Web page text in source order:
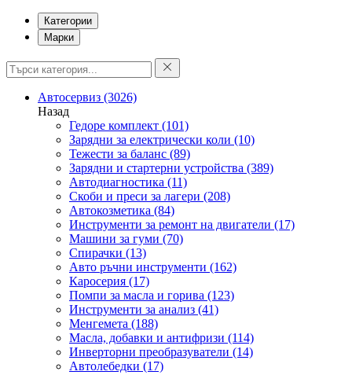
Категории
Марки
Автосервиз (3026)
Назад
Гедоре комплект (101)
Зарядни за електрически коли (10)
Тежести за баланс (89)
Зарядни и стартерни устройства (389)
Автодиагностика (11)
Скоби и преси за лагери (208)
Автокозметика (84)
Инструменти за ремонт на двигатели (17)
Машини за гуми (70)
Спирачки (13)
Авто ръчни инструменти (162)
Каросерия (17)
Помпи за масла и горива (123)
Инструменти за анализ (41)
Менгемета (188)
Масла, добавки и антифризи (114)
Инверторни преобразуватели (14)
Автолебедки (17)